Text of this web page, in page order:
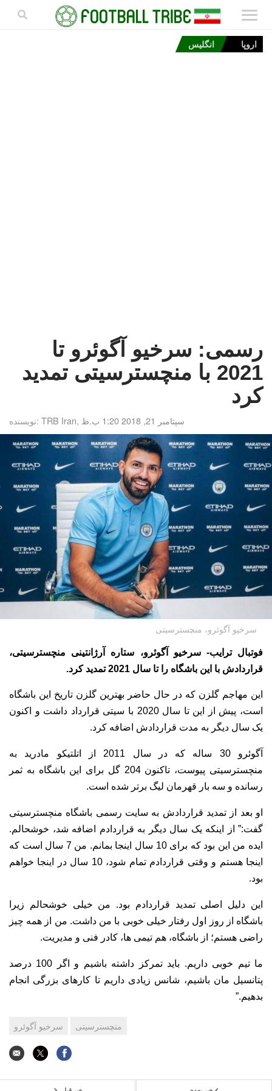
اروپا انگلیس
رسمی: سرخیو آگوئرو تا
2021 با منچسترسیتی تمدید
کرد
نویسنده:TRB Iran, سپتامبر 21, 2018 1:20 ب.ظ
سرخیو آگوئرو، منچسترسیتی
فوتبال ترایب- سرخیو آگوئرو، ستاره آرژانتینی منچسترسیتی،
قراردادش با این باشگاه را تا سال 2021 تمدید کرد.
این مهاجم گلزن که در حال حاضر بهترین گلزن تاریخ این باشگاه
است، پیش از این تا سال 2020 با سیتی قرارداد داشت و اکنون
یک سال دیگر به مدت قراردادش اضافه کرد.
آگوئرو 30 ساله که در سال 2011 از اتلتیکو مادرید به
منچسترسیتی پیوست، تاکنون 204 گل برای این باشگاه به ثمر
رسانده و سه بار قهرمان لیگ برتر شده است.
او بعد از تمدید قراردادش به سایت رسمی باشگاه منچسترسیتی
گفت:” از اینکه یک سال دیگر به قراردادم اضافه شد، خوشحالم.
ایده من این بود که برای 10 سال اینجا بمانم. من 7 سال است که
اینجا هستم و وقتی قراردادم تمام شود، 10 سال در اینجا خواهم
بود.
این دلیل اصلی تمدید قراردادم بود. من خیلی خوشحالم زیرا
باشگاه از روز اول رفتار خیلی خوبی با من داشت. من از همه چیز
راضی هستم؛ از باشگاه، هم تیمی ها، کادر فنی و مدیریت.
ما تیم خوبی داریم. باید تمرکز داشته باشیم و
اگر 100 درصد
پتانسیل مان باشیم، شانس زیادی داریم تا کارهای بزرگی انجام
بدهیم.”
منچسترسیتی سرخیو آگوئرو